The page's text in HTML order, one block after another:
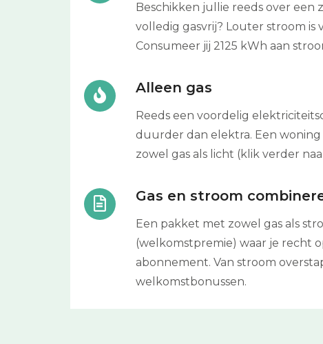
Beschikken jullie reeds over een
volledig gasvrij? Louter stroom is
Consumeer jij 2125 kWh aan
Alleen gas
Reeds een voordelig
duurder dan elektra. Een
zowel gas als licht (klik verder
Gas en stroom
Een pakket met zowel gas als
(welkomstpremie) waar je recht
abonnement. Van stroom
welkomstbonussen.